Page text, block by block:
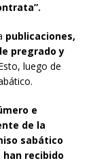
publicaciones,
pregrado y
luego de
e
de la
sabático
recibido